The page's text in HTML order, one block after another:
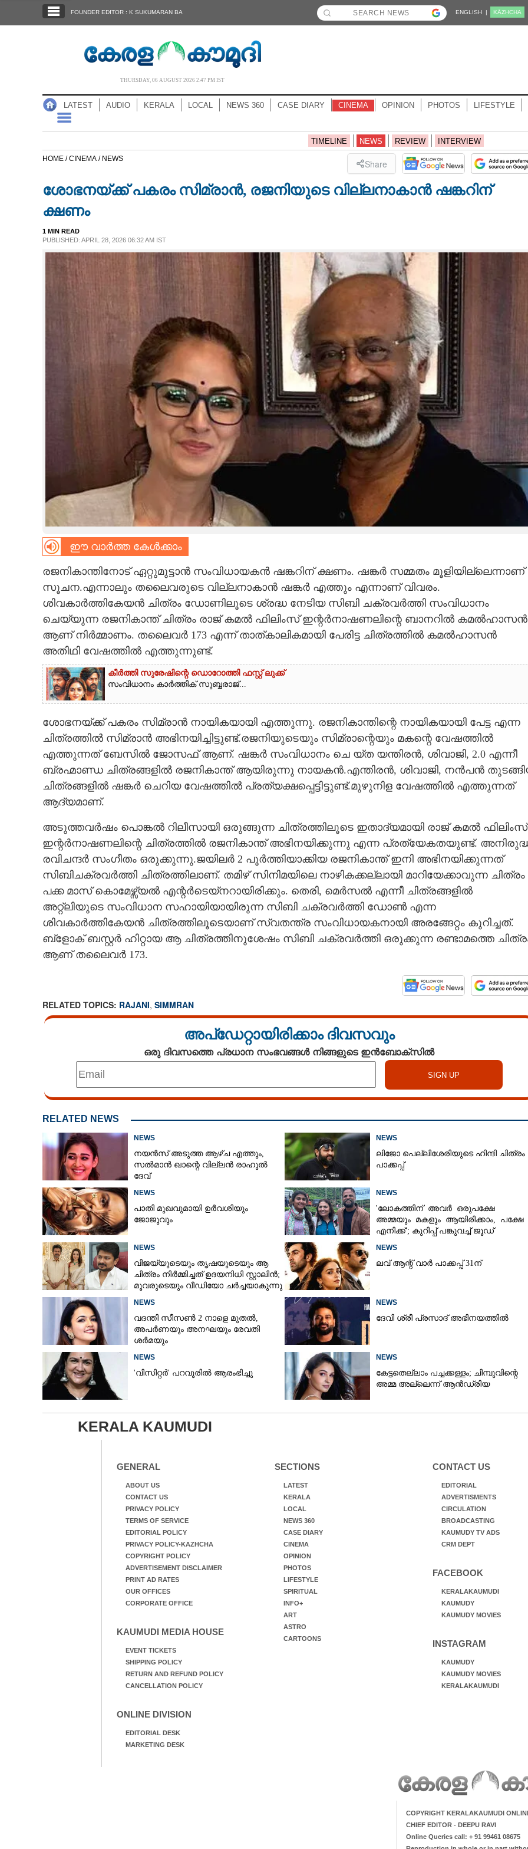
NOTIFIED NEWS
NEWS 360
CASE DIARY
CARTOONS
CONTACT US
FOUNDER EDITOR : K SUKUMARAN BA ENGLISH | KĀZHCHA
THURSDAY, 06 AUGUST 2026 2.47 PM IST
LATEST AUDIO KERALA LOCAL NEWS 360 CASE DIARY CINEMA OPINION PHOTOS LIFESTYLE
TIMELINE NEWS REVIEW INTERVIEW
HOME /CINEMA / NEWS Share
ശോഭനയ്‌ക്ക് പകരം സിമ്രാൻ,​ രജനിയുടെ വില്ലനാകാൻ ഷങ്കറിന്
ക്ഷണം
1 MIN READ
PUBLISHED: APRIL 28, 2026 06:32 AM IST
ഈ വാർത്ത കേൾക്കാം
രജനികാന്തിനോട് ഏറ്റുമുട്ടാൻ സംവിധായകൻ ഷങ്കറിന് ക്ഷണം. ഷങ്കർ സമ്മതം മൂളിയില്ലെന്നാണ്
സൂചന.എന്നാലും തലൈവരുടെ വില്ലനാകാൻ ഷങ്കർ എത്തും എന്നാണ് വിവരം.
ശിവകാർത്തികേയൻ ചിത്രം ഡോണിലൂടെ ശ്രദ്ധ നേടിയ സിബി ചക്രവർത്തി സംവിധാനം
ചെയ്യുന്ന രജനികാന്ത് ചിത്രം രാജ് കമൽ ഫിലിംസ് ഇന്റർനാഷണലിന്റെ ബാനറിൽ കമൽഹാസൻ
ആണ് നിർമ്മാണം. തലൈവർ 173 എന്ന് താത്കാലികമായി പേരിട്ട ചിത്രത്തിൽ കമൽഹാസൻ
അതിഥി വേഷത്തിൽ എത്തുന്നുണ്ട്.
കീർത്തി സുരേഷിന്റെ ഡൊറോത്തി ഫസ്റ്റ് ലുക്ക്
സംവിധാനം കാർത്തിക് സുബ്ബരാജ്...
ശോഭനയ്ക്ക് പകരം സിമ്രാൻ നായികയായി എത്തുന്നു. രജനികാന്തിന്റെ നായികയായി പേട്ട എന്ന
ചിത്രത്തിൽ സിമ്രാൻ അഭിനയിച്ചിട്ടുണ്ട്.രജനിയുടെയും സിമ്രാന്റെയും മകന്റെ വേഷത്തിൽ
എത്തുന്നത് ബേസിൽ ജോസഫ് ആണ്. ഷങ്കർ സംവിധാനം ചെ യ്ത യന്തിരൻ, ശിവാജി, 2.0 എന്നീ
ബ്രഹ്മാണ്ഡ ചിത്രങ്ങളിൽ രജനികാന്ത് ആയിരുന്നു നായകൻ.എന്തിരൻ, ശിവാജി, നൻപൻ
ചിത്രങ്ങളിൽ ഷങ്കർ ചെറിയ വേഷത്തിൽ പ്രത്യക്ഷപ്പെട്ടിട്ടുണ്ട്.മുഴുനിള വേഷത്തിൽ എത്തുന്നത്
ആദ്യമാണ്.
അടുത്തവർഷം പൊങ്കൽ റിലീസായി ഒരുങ്ങുന്ന ചിത്രത്തിലൂടെ ഇതാദ്യമായി രാജ് കമൽ ഫിലിംസ്
ഇന്റർനാഷണലിന്റെ ചിത്രത്തിൽ രജനികാന്ത് അഭിനയിക്കുന്നു എന്ന പ്രത്യേകതയുണ്ട്.
രവിചന്ദർ സംഗീതം ഒരുക്കുന്നു.ജയിലർ 2 പൂർത്തിയാക്കിയ രജനികാന്ത് ഇനി അഭിനയിക്കുന്നത്
സിബിചക്രവർത്തി ചിത്രത്തിലാണ്. തമിഴ് സിനിമയിലെ നാഴികക്കല്ലായി മാറിയേക്കാവുന്ന ചിത്രം
പക്ക മാസ് കാെമേഴ്സ്യൽ എന്റർടെയ്‌നറായിരിക്കും. തെരി, മെർസൽ എന്നീ ചിത്രങ്ങളിൽ
അറ്റ്‌ലിയുടെ സംവിധാന സഹായിയായിരുന്ന സിബി ചക്രവർത്തി ഡോൺ എന്ന
ശിവകാർത്തികേയൻ ചിത്രത്തിലൂടെയാണ് സ്വതന്ത്ര സംവിധായകനായി അരങ്ങേറ്റം കുറിച്ചത്.
ബ്ളോക് ബസ്റ്റർ ഹിറ്റായ ആ ചിത്രത്തിനുശേഷം സിബി ചക്രവർത്തി ഒരുക്കുന്ന രണ്ടാമത്തെ
ആണ് തലൈവർ 173.
RELATED TOPICS: RAJANI, SIMMRAN
അപ്ഡേറ്റായിരിക്കാം ദിവസവും
ഒരു ദിവസത്തെ പ്രധാന സംഭവങ്ങൾ നിങ്ങളുടെ ഇൻബോക്സിൽ
RELATED NEWS
NEWS
നയൻസ് അടുത്ത ആഴ്ച എത്തും,
സൽമാൻ ഖാന്റെ വില്ലൻ രാഹുൽ
ദേവ്
NEWS
ലിജോ പെല്ലിശേരിയുടെ ഹിന്ദി ചിത്രം
പാക്കപ്പ്
NEWS
പാതി മുഖവുമായി ഉർവശിയും
ജോജുവും
NEWS
'ലോകത്തിന് അവർ ഒരുപക്ഷേ
അമ്മയും മകളും ആയിരിക്കാം, പക്ഷേ
എനിക്ക്'; കുറിപ്പ് പങ്കുവച്ച് ജൂഡ്
NEWS
വിജയ്‌യുടെയും തൃഷയുടെയും ആ
ചിത്രം നിർമ്മിച്ചത് ഉദയനിധി സ്റ്റാലിൻ;
മൂവരുടെയും വീഡിയോ ചർച്ചയാകുന്നു
NEWS
ലവ് ആന്റ് വാർ പാക്കപ്പ് 31ന്
NEWS
വദന്തി സീസൺ 2 നാളെ മുതൽ,
അപർണയും അനഘയും രേവതി
ശർമയും
NEWS
ദേവി ശ്രീ പ്രസാദ് അഭിനയത്തിൽ
NEWS
'വിസിറ്റർ' പറവൂരിൽ ആരംഭിച്ചു
NEWS
കേട്ടതെല്ലാം പച്ചക്കള്ളം; ചിമ്പുവിന്റെ
അമ്മ അല്ലെന്ന് ആൻഡ്രിയ
KERALA KAUMUDI
GENERAL
ABOUT US
CONTACT US
PRIVACY POLICY
TERMS OF SERVICE
EDITORIAL POLICY
PRIVACY POLICY-KAZHCHA
COPYRIGHT POLICY
ADVERTISEMENT DISCLAIMER
PRINT AD RATES
OUR OFFICES
CORPORATE OFFICE
KAUMUDI MEDIA HOUSE
EVENT TICKETS
SHIPPING POLICY
RETURN AND REFUND POLICY
CANCELLATION POLICY
ONLINE DIVISION
EDITORIAL DESK
MARKETING DESK
SECTIONS
LATEST
KERALA
LOCAL
NEWS 360
CASE DIARY
CINEMA
OPINION
PHOTOS
LIFESTYLE
SPIRITUAL
INFO+
ART
ASTRO
CARTOONS
CONTACT US
EDITORIAL
ADVERTISMENTS
CIRCULATION
BROADCASTING
KAUMUDY TV ADS
CRM DEPT
FACEBOOK
KERALAKAUMUDI
KAUMUDY
KAUMUDY MOVIES
INSTAGRAM
KAUMUDY
KAUMUDY MOVIES
KERALAKAUMUDI
COPYRIGHT KERALAKAUMUDI
CHIEF EDITOR - DEEPU RAVI
Online Queries call: + 91 99461 08675
Share this link